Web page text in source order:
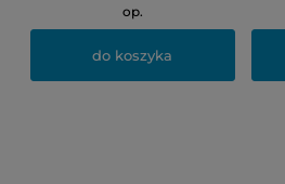
op.
do koszyka